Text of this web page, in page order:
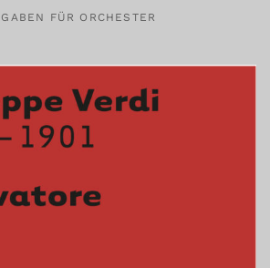
FÜR ORCHESTER